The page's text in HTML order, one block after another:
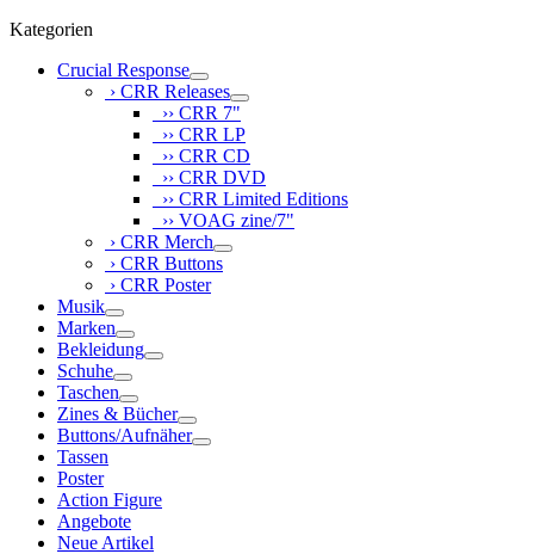
Kategorien
Crucial Response
› CRR Releases
›› CRR 7"
›› CRR LP
›› CRR CD
›› CRR DVD
›› CRR Limited Editions
›› VOAG zine/7"
› CRR Merch
› CRR Buttons
› CRR Poster
Musik
Marken
Bekleidung
Schuhe
Taschen
Zines & Bücher
Buttons/Aufnäher
Tassen
Poster
Action Figure
Angebote
Neue Artikel